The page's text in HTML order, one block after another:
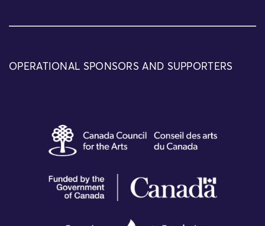
OPERATIONAL SPONSORS AND SUPPORTERS